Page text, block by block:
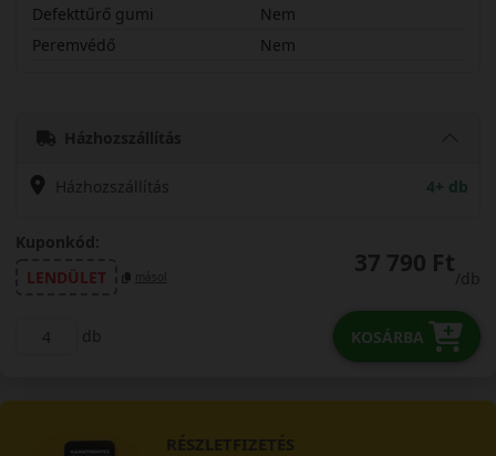
Defekttűrő gumi
Nem
Peremvédő
Nem
Házhozszállítás
Házhozszállítás 4+ db
Kuponkód:
LENDÜLET
másol 37 790 Ft
/db
db KOSÁRBA
RÉSZLETFIZETÉS